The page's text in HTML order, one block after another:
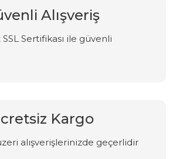
Alışveriş
Sertifikası ile güvenli
Kargo
alışverişlerinizde geçerlidir